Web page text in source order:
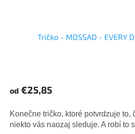
Tričko - MOSSAD - EVERY
produktu
5,0
z
od €25,85
Konečne tričko, ktoré potvrdzuje to,
niekto vás naozaj sleduje. A robí